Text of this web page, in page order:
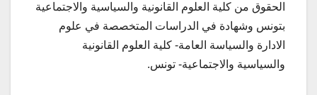
الحقوق من كلية العلوم القانونية والسياسية والاجتماعية
بتونس وشهادة في الدراسات المتخصصة في علوم
الادارة والسياسة العامة- كلية العلوم القانونية
والسياسية والاجتماعية- تونس.